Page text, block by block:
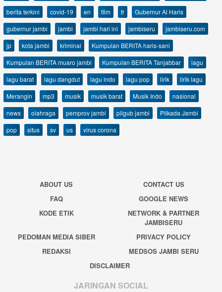
berita terkini
covid-19 en film fr
Gubernur Al Haris
gubernur jambi
jambi jambi hari ini jambiseru
jambiseru.com
jp
kota jambi kriminal
Kumpulan BERITA haris-sani
Kumpulan BERITA muaro jambi
Kumpulan BERITA Tanjabbar
lagu
lagu barat
lagu dangdut lagu indo lagu pop lirik
lirik lagu
Merangin
mp3 musik musik barat Musik Indo
nasional
news
olahraga pemprov jambi pilgub jambi
Pilkada Jambi
pop
situs sv us virus corona
ABOUT US
CONTACT US
FAQ
GOOGLE NEWS
KODE ETIK
NETWORK & PARTNER
JAMBISERU
PEDOMAN MEDIA SIBER
PRIVACY POLICY
REDAKSI
MEDSOS JAMBI SERU
DISCLAIMER
JARINGAN SOCIAL